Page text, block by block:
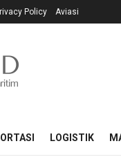
Policy Aviasi
LOGISTIK